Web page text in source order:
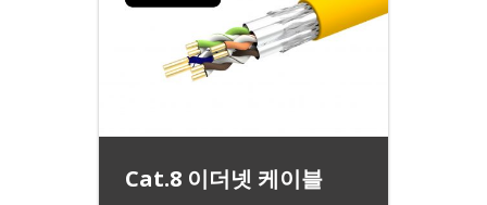
Cat.8 이더넷 케이블